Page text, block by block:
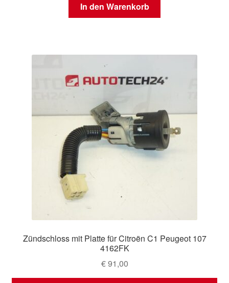
In den Warenkorb
Zündschloss mit Platte für Citroën C1 Peugeot 107
4162FK
€91,00